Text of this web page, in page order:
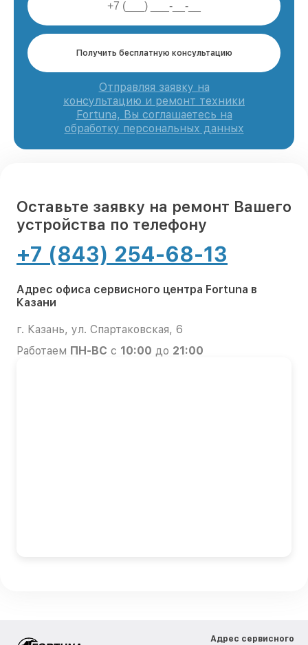
Получить бесплатную консультацию
Отправляя заявку на
консультацию и ремонт техники
Fortuna, Вы соглашаетесь на
обработку персональных данных
Оставьте заявку на ремонт Вашего
устройства по телефону
+7 (843) 254-68-13
Адрес офиса сервисного центра Fortuna в
Казани
г. Казань, ул. Спартаковская, 6
Работаем ПН-ВС с 10:00 до 21:00
Адрес сервисного